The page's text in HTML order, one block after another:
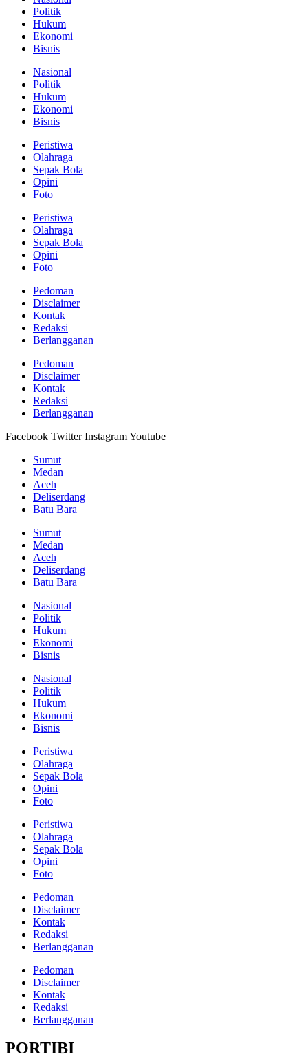
Politik
Hukum
Ekonomi
Bisnis
Nasional
Politik
Hukum
Ekonomi
Bisnis
Peristiwa
Olahraga
Sepak Bola
Opini
Foto
Peristiwa
Olahraga
Sepak Bola
Opini
Foto
Pedoman
Disclaimer
Kontak
Redaksi
Berlangganan
Pedoman
Disclaimer
Kontak
Redaksi
Berlangganan
Facebook Twitter InstagramYoutube
Sumut
Medan
Aceh
Deliserdang
Batu Bara
Sumut
Medan
Aceh
Deliserdang
Batu Bara
Nasional
Politik
Hukum
Ekonomi
Bisnis
Nasional
Politik
Hukum
Ekonomi
Bisnis
Peristiwa
Olahraga
Sepak Bola
Opini
Foto
Peristiwa
Olahraga
Sepak Bola
Opini
Foto
Pedoman
Disclaimer
Kontak
Redaksi
Berlangganan
Pedoman
Disclaimer
Kontak
Redaksi
Berlangganan
PORTIBI